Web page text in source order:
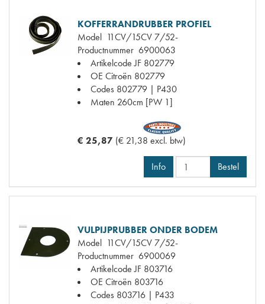
KOFFERRANDRUBBER PROFIEL
Model 11CV/15CV 7/52-
Productnummer 6900063
Artikelcode JF 802779
OE Citroën 802779
Codes 802779 | P430
Maten 260cm [PW 1]
€ 25,87 (€ 21,38 excl. btw)
Info Bestel
VULPIJPRUBBER ONDER BODEM
Model 11CV/15CV 7/52-
Productnummer 6900069
Artikelcode JF 803716
OE Citroën 803716
Codes 803716 | P433